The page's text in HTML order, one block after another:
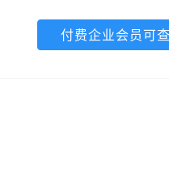
付费企业会员可